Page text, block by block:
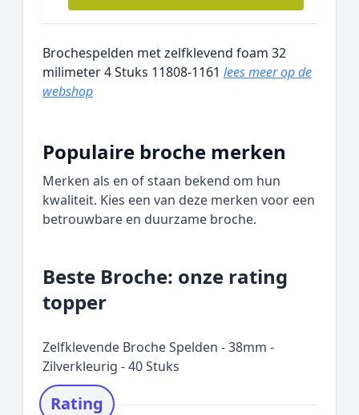
Brochespelden met zelfklevend foam 32
milimeter 4 Stuks 11808-1161 lees meer op de
webshop
Populaire broche merken
Merken als en of staan bekend om hun
kwaliteit. Kies een van deze merken voor een
betrouwbare en duurzame broche.
Beste Broche: onze rating
topper
Zelfklevende Broche Spelden - 38mm -
Zilverkleurig - 40 Stuks
Rating